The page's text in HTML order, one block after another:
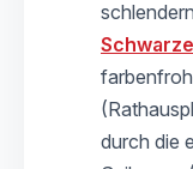
durch die